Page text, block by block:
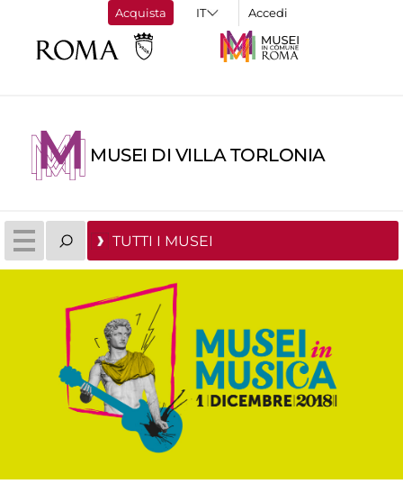
Acquista Accedi
MUSEI DI VILLA TORLONIA
TUTTI I MUSEI